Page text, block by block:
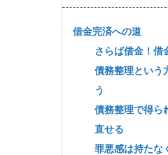
借金完済への道
さらば借金！借
債務整理という
う
債務整理で得
直せる
罪悪感は持たな